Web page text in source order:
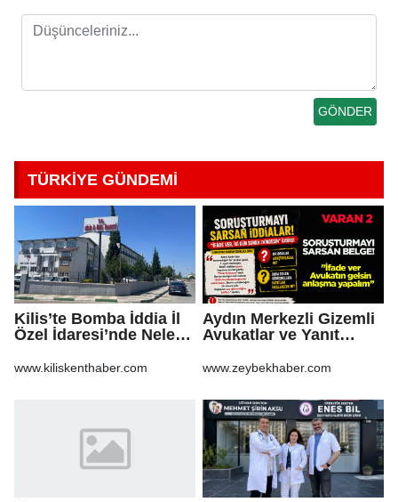
TÜRKİYE GÜNDEMİ
Kilis’te Bomba İddia İl
Özel İdaresi’nde Neler
www.kiliskenthaber.com
Aydın Merkezli Gizemli
Avukatlar ve Yanıt
www.zeybekhaber.com